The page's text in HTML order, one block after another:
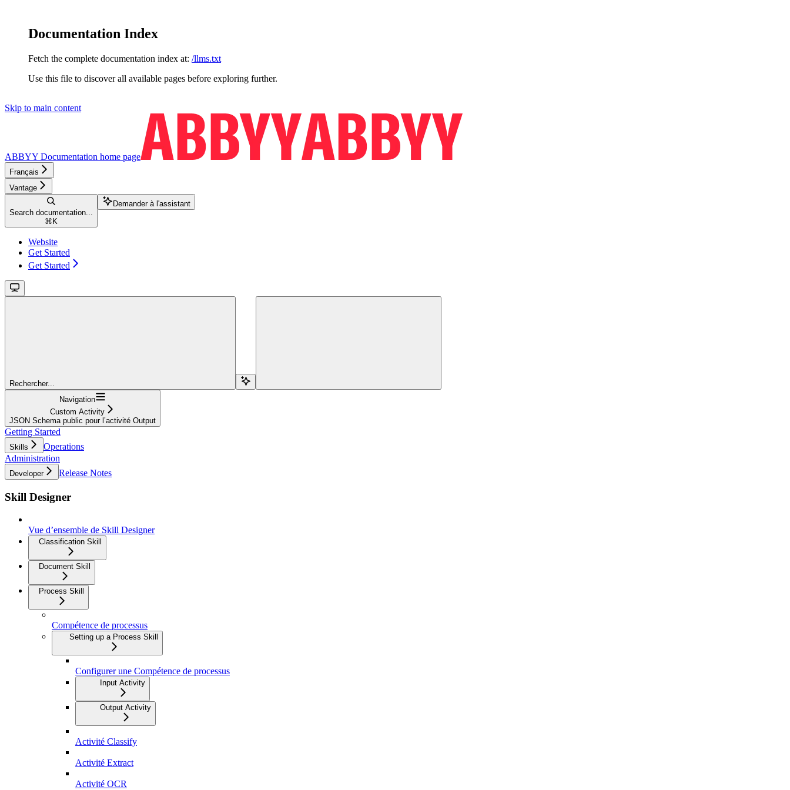
Documentation Index
Fetch the complete documentation index at: /llms.txt
Use this file to discover all available pages before exploring further.
Skip to main content
ABBYY Documentation home page
Français
Vantage
Search documentation...
⌘ K
Demander à l'assistant
Website
Get Started
Get Started
Rechercher...
Navigation
Custom Activity
JSON Schema public pour l’activité Output
Getting Started
Skills
Operations
Administration
Developer Release Notes
Skill Designer
Vue d’ensemble de Skill Designer
Classification Skill
Document Skill
Process Skill
Compétence de processus
Setting up a Process Skill
Configurer une Compétence de processus
Input Activity
Output Activity
Activité Classify
Activité Extract
Activité OCR